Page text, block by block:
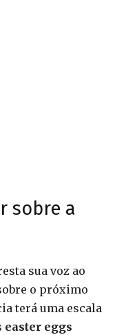
sobre a
sua voz ao
o próximo
terá uma escala
easter eggs